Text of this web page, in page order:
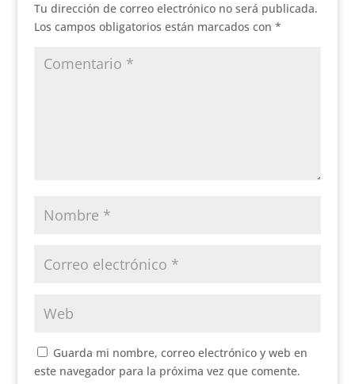
Tu dirección de correo electrónico no será publicada.
Los campos obligatorios están marcados con *
Guarda mi nombre, correo electrónico y web en
este navegador para la próxima vez que comente.